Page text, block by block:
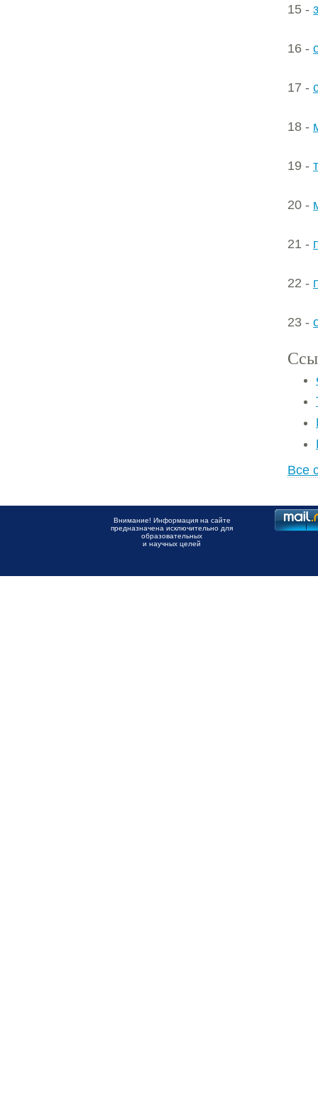
15 -
16 -
17 -
18 -
19 -
20 -
21 -
22 -
23 -
Все
Внимание! Информация на сайте
предназначена исключительно для
образовательных
и научных целей